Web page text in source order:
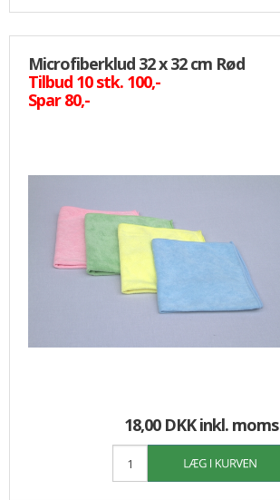
Microfiberklud 32 x 32 cm Rød
Tilbud 10 stk. 100,-
Spar 80,-
18,00 DKKinkl. moms